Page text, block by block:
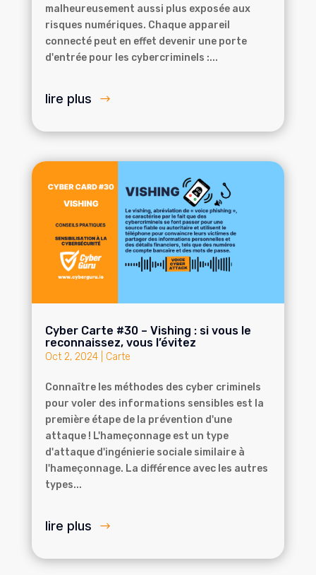
malheureusement aussi plus exposée aux
risques numériques. Chaque appareil
connecté peut en effet devenir une porte
d'entrée pour les cybercriminels :...
lire plus
Cyber Carte #30 – Vishing : si vous le
reconnaissez, vous l’évitez
Oct 2, 2024| Carte
Connaître les méthodes des cyber criminels
pour voler des informations sensibles est la
première étape de la prévention d'une
attaque ! L'hameçonnage est un type
d'attaque d'ingénierie sociale similaire à
l'hameçonnage. La différence avec les autres
types...
lire plus